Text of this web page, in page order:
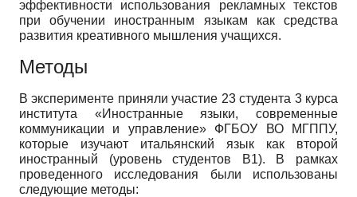
эффективности использования рекламных текстов
при обучении иностранным языкам как средства
развития креативного мышления учащихся.
Методы
В эксперименте приняли участие 23 студента 3 курса
института «Иностранные языки, современные
коммуникации и управление» ФГБОУ ВО МГППУ,
которые изучают итальянский язык как второй
иностранный (уровень студентов В1). В рамках
проведенного исследования были использованы
следующие методы: